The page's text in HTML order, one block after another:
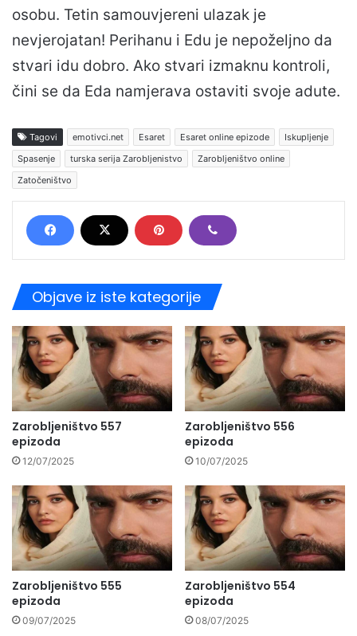
osobu. Tetin samouvjereni ulazak je
nevjerojatan! Perihanu i Edu je nepoželjno da
stvari idu dobro. Ako stvari izmaknu kontroli,
čini se da Eda namjerava ostaviti svoje adute.
Tagovi emotivci.net Esaret Esaret online epizode
Iskupljenje
Spasenje
turska serija Zarobljenistvo
Zarobljeništvo online
Zatočeništvo
Objave iz iste kategorije
Zarobljeništvo 557
epizoda
12/07/2025
Zarobljeništvo 556
epizoda
10/07/2025
Zarobljeništvo 555
epizoda
09/07/2025
Zarobljeništvo 554
epizoda
08/07/2025